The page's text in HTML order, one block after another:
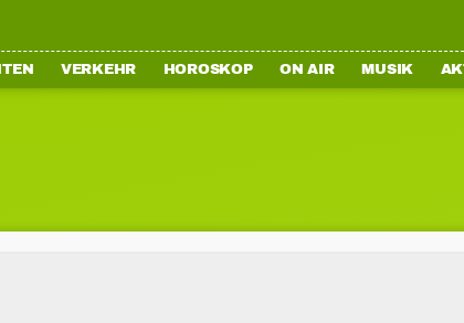
VERKEHR HOROSKOP ON AIR MUSIK